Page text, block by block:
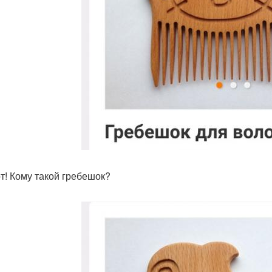
Кому такой гребешок?